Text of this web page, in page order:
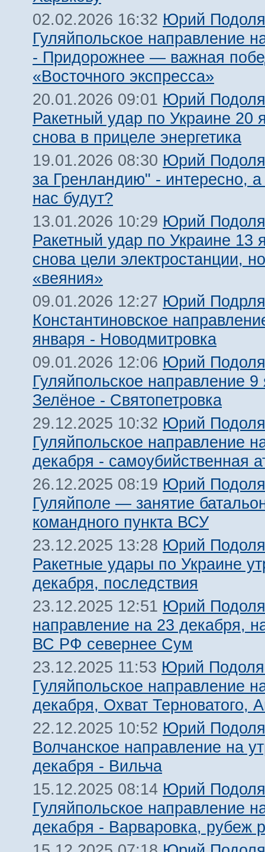
02.02.2026 16:32 Юрий
Гуляйпольское направление
- Придорожнее — важная
«Восточного экспресса»
20.01.2026 09:01 Юрий
Ракетный удар по Украине 20
снова в прицеле энергетика
19.01.2026 08:30 Юрий
за Гренландию" - интересно,
нас будут?
13.01.2026 10:29 Юрий
Ракетный удар по Украине 13
снова цели электростанции,
«веяния»
09.01.2026 12:27 Юрий
Константиновское
января - Новодмитровка
09.01.2026 12:06 Юрий
Гуляйпольское направление 9
Зелёное - Святопетровка
29.12.2025 10:32 Юрий
Гуляйпольское направление
декабря - самоубийственная
26.12.2025 08:19 Юрий
Гуляйполе — занятие
командного пункта ВСУ
23.12.2025 13:28 Юрий
Ракетные удары по Украине
декабря, последствия
23.12.2025 12:51 Юрий
направление на 23 декабря,
ВС РФ севернее Сум
23.12.2025 11:53 Юрий
Гуляйпольское направление
декабря, Охват Терноватого,
22.12.2025 10:52 Юрий
Волчанское направление на
декабря - Вильча
15.12.2025 08:14 Юрий
Гуляйпольское направление
декабря - Варваровка, рубеж